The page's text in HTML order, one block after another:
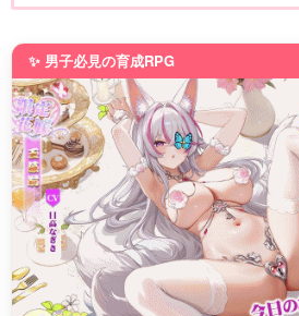
✨ 男子必見の育成RPG